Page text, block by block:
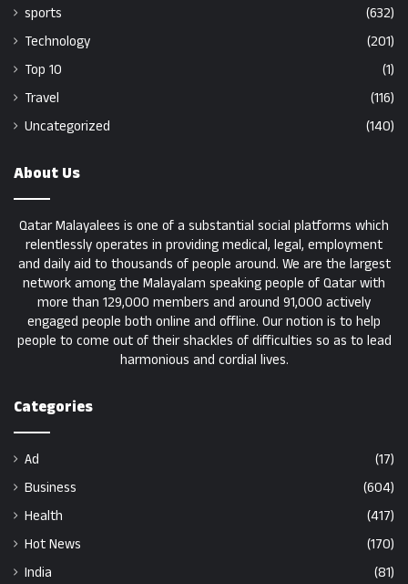
sports
(632)
Technology
(201)
Top 10
(1)
Travel
(116)
Uncategorized
(140)
About Us
Qatar Malayalees is one of a substantial social platforms which
relentlessly operates in providing medical, legal, employment
and daily aid to thousands of people around. We are the largest
network among the Malayalam speaking people of Qatar with
more than 129,000 members and around 91,000 actively
engaged people both online and offline. Our notion is to help
people to come out of their shackles of difficulties so as to lead
harmonious and cordial lives.
Categories
Ad
(17)
Business
(604)
Health
(417)
Hot News
(170)
India
(81)